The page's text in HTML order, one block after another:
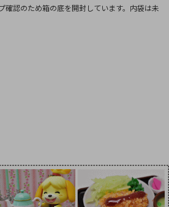
認のため箱の底を開封しています。内袋は未